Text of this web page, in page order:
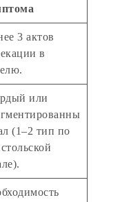
3 актов
в
или
(1–2 тип по